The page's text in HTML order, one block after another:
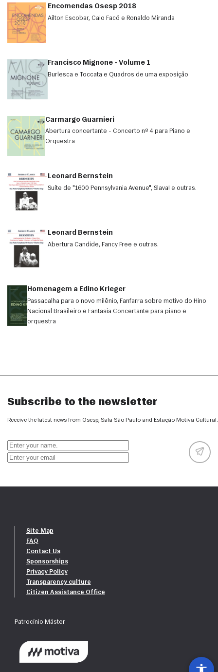
Encomendas Osesp 2018
Ailton Escobar, Caio Facó e Ronaldo Miranda
Francisco Mignone - Volume 1
Burlesca e Toccata e Quadros de uma exposição
Carmargo Guarnieri
Abertura concertante - Concerto nº 4 para Piano e
Orquestra
Leonard Bernstein
Suíte de "1600 Pennsylvania Avenue", Slava! e outras.
Leonard Bernstein
Abertura Candide, Fancy Free e outras.
Homenagem a Edino Krieger
Passacalha para o novo milênio, Fanfarra sobre motivo do Hino
Nacional Brasileiro e Fantasia Concertante para piano e
orquestra
Subscribe to the newsletter
Receive the latest news from Osesp, Sala São Paulo and Estação Motiva Cultural.
Site Map
FAQ
Contact Us
Sponsorships
Privacy Policy
Transparency culture
Citizen Assistance Office
Patrocínio Máster